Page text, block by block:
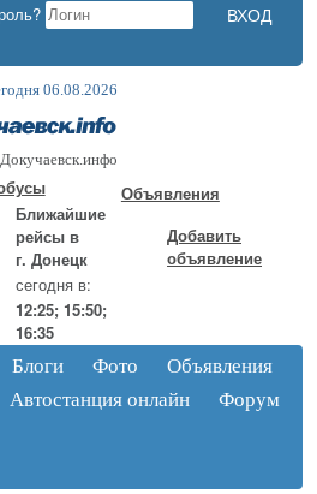
06.08.2026
Докучаевск.инфо
Ближайшие
рейсы в
г. Донецк
сегодня в:
12:25; 15:50;
16:35
Объявления
Добавить
объявление
Блоги Фото
Объявления
Автостанция онлайн Форум